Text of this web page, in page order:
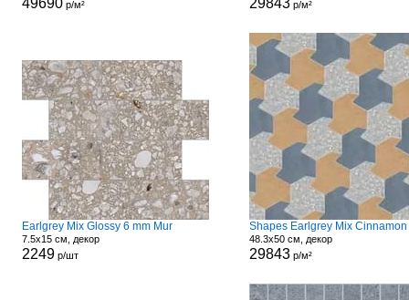
49690р/м² 29843р/м²
Earlgrey Mix Glossy 6 mm Mur
7.5x15 см, декор
2249р/шт
48.3x50 см, декор
29843р/м²